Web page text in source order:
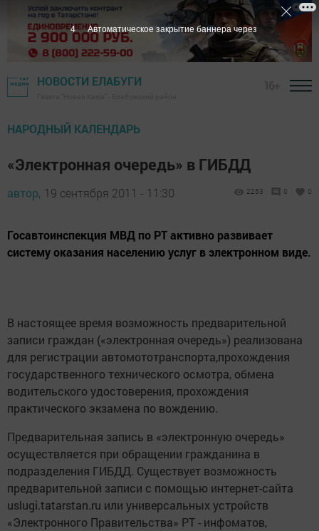
НОВОСТИ ЕЛАБУГИ
НАРОДНЫЙ КАЛЕНДАРЬ
«Электронная очередь» в ГИБДД
автор, 19 сентября 2011 - 11:30 2253 0 0
Госавтоинспекция МВД по РТ активно развивает
систему оказания населению услуг в электронном виде.
В настоящее время возможность предварительной
записи граждан («электронная очередь») реализована
для регистрации автомототранспорта,прохождения
государственного технического осмотра, обмена
водительского удостоверения, прохождения
практического экзамена по вождению.
Предварительная запись в «электронную очередь»
осуществляется при обращении гражданина в
подразделения ГИБДД. Существует возможность
предварительной записи с помощью интернет-сайта
uslugi.tatarstan.ru или универсальных устройств
«Электронного Правительства» РТ - инфоматов,
3 Автоматическое закрытие баннера через